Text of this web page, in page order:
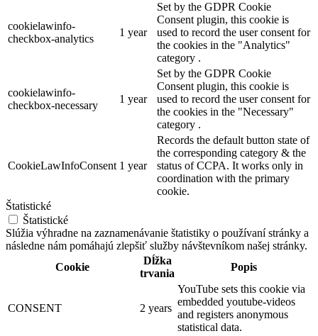
cookielawinfo-
checkbox-analytics
1 year
Set by the GDPR Cookie
Consent plugin, this cookie is
used to record the user consent for
the cookies in the "Analytics"
category .
cookielawinfo-
checkbox-necessary
1 year
Set by the GDPR Cookie
Consent plugin, this cookie is
used to record the user consent for
the cookies in the "Necessary"
category .
CookieLawInfoConsent 1 year
Records the default button state of
the corresponding category & the
status of CCPA. It works only in
coordination with the primary
cookie.
Štatistické
Štatistické
Slúžia výhradne na zaznamenávanie štatistiky o používaní stránky a
následne nám pomáhajú zlepšiť služby návštevníkom našej stránky.
Cookie
Dĺžka
trvania
Popis
CONSENT 2 years
YouTube sets this cookie via
embedded youtube-videos
and registers anonymous
statistical data.